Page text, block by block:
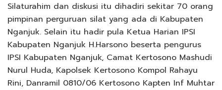
Silaturahim dan diskusi itu dihadiri sekitar 70 orang
pimpinan perguruan silat yang ada di Kabupaten
Nganjuk. Selain itu hadir pula Ketua Harian IPSI
Kabupaten Nganjuk H.Harsono beserta pengurus
IPSI Kabupaten Nganjuk, Camat Kertosono Mashudi
Nurul Huda, Kapolsek Kertosono Kompol Rahayu
Rini, Danramil 0810/06 Kertosono Kapten Inf Muhtar